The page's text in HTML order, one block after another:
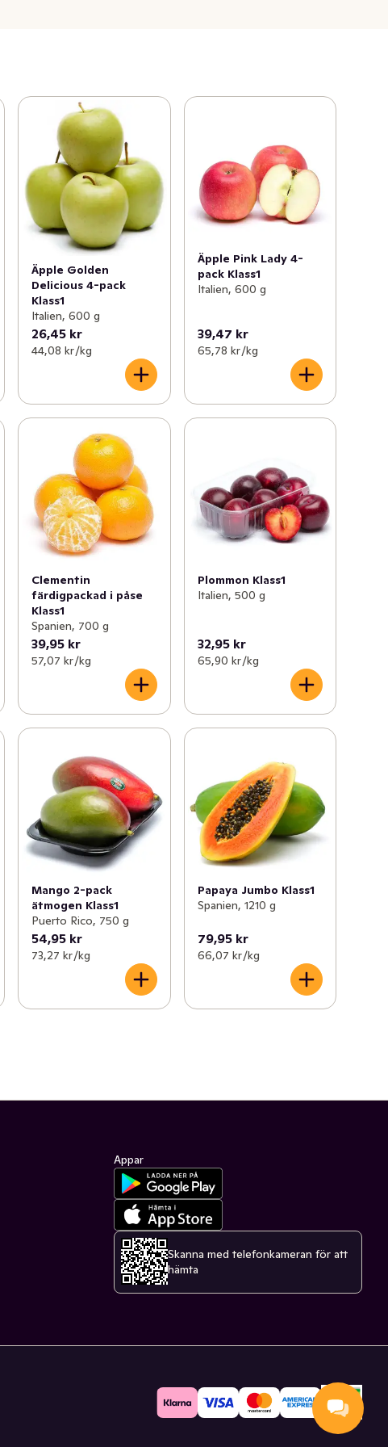
Äpple Golden
Delicious 4-pack
Klass1
Italien, 600 g
26,45 kr
44,08 kr /kg
Äpple Pink Lady 4-
pack Klass1
Italien, 600 g
39,47 kr
65,78 kr /kg
Clementin
färdigpackad i påse
Klass1
Spanien, 700 g
39,95 kr
57,07 kr /kg
Plommon Klass1
Italien, 500 g
32,95 kr
65,90 kr /kg
Mango 2-pack
ätmogen Klass1
Puerto Rico, 750 g
54,95 kr
73,27 kr /kg
Papaya Jumbo Klass1
Spanien, 1210 g
79,95 kr
66,07 kr /kg
Appar
Skanna med telefonkameran för att
hämta